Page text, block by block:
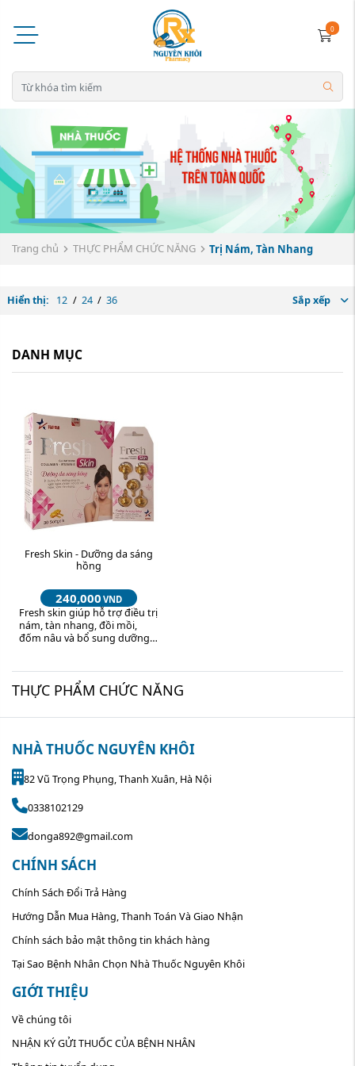
0
Trang chủ THỰC PHẨM CHỨC NĂNG Trị Nám, Tàn Nhang
Hiển thị: 12 / 24 / 36 Sắp xếp
DANH MỤC
Fresh Skin - Dưỡng da sáng
hồng
240,000 VND
Fresh skin giúp hỗ trợ điều trị
nám, tàn nhang, đồi mồi,
đốm nâu và bổ sung dưỡng
THỰC PHẨM CHỨC NĂNG
NHÀ THUỐC NGUYÊN KHÔI
82 Vũ Trọng Phụng, Thanh Xuân, Hà Nội
0338102129
donga892@gmail.com
CHÍNH SÁCH
Chính Sách Đổi Trả Hàng
Hướng Dẫn Mua Hàng, Thanh Toán Và Giao Nhận
Chính sách bảo mật thông tin khách hàng
Tại Sao Bệnh Nhân Chọn Nhà Thuốc Nguyên Khôi
GIỚI THIỆU
Về chúng tôi
NHẬN KÝ GỬI THUỐC CỦA BỆNH NHÂN